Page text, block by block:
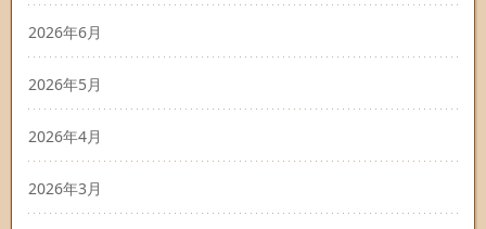
2026年6月
2026年5月
2026年4月
2026年3月